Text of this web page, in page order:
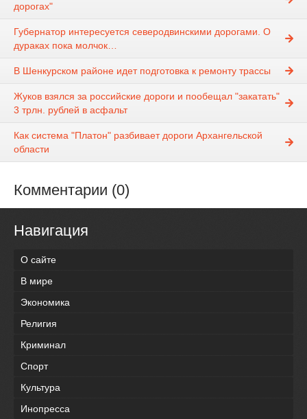
дорогах"
Губернатор интересуется северодвинскими дорогами. О
дураках пока молчок…
В Шенкурском районе идет подготовка к ремонту трассы
Жуков взялся за российские дороги и пообещал "закатать"
3 трлн. рублей в асфальт
Как система "Платон" разбивает дороги Архангельской
области
Комментарии (0)
Навигация
О сайте
В мире
Экономика
Религия
Криминал
Спорт
Культура
Инопресса